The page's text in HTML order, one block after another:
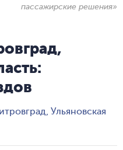
пассажирские решения»
Ульяновская